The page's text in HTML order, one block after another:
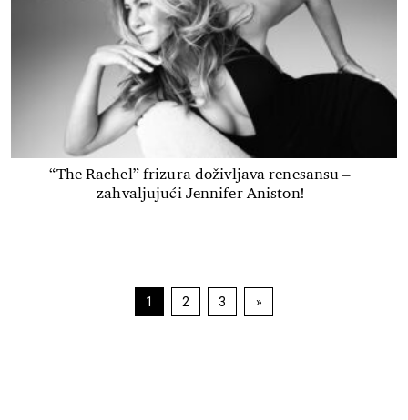
“The Rachel” frizura doživljava renesansu –
zahvaljujući Jennifer Aniston!
Strana
1
Strana
2
Strana
3 »